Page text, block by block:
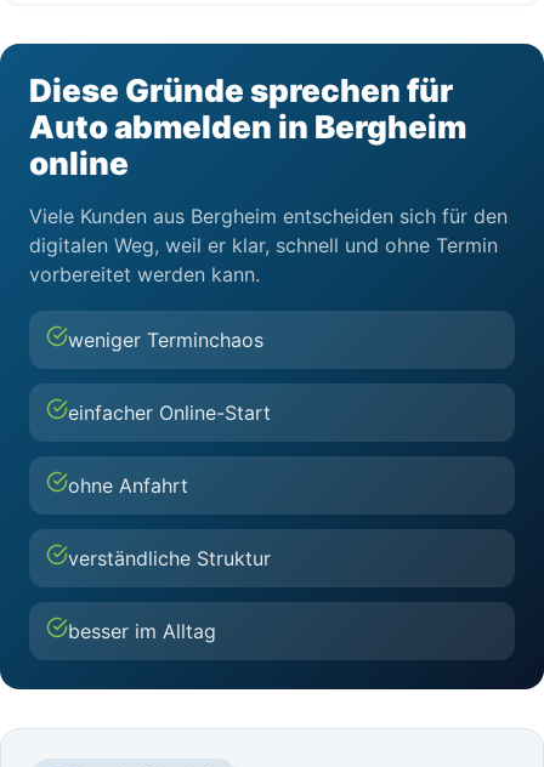
Diese Gründe sprechen für
Auto abmelden in Bergheim
online
Viele Kunden aus Bergheim entscheiden sich für den
digitalen Weg, weil er klar, schnell und ohne Termin
vorbereitet werden kann.
weniger Terminchaos
einfacher Online-Start
ohne Anfahrt
verständliche Struktur
besser im Alltag